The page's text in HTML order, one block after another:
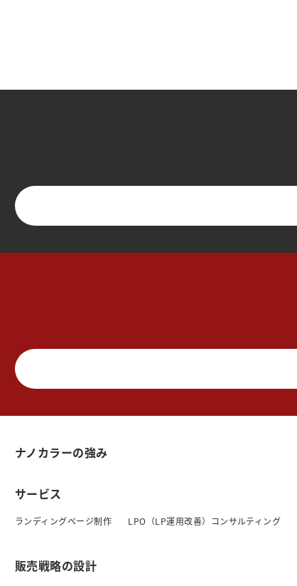
ナノカラーの強み
サービス
ランディングページ制作 LPO（LP運用改善）コンサルティング
販売戦略の設計